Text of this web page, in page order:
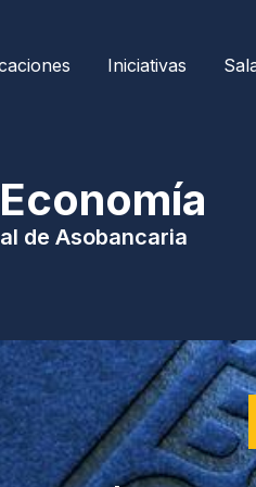
Iniciativas
de Asobancaria